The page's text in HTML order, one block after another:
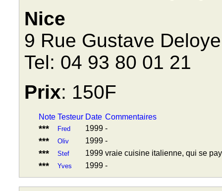
Nice
9 Rue Gustave Deloye
Tel: 04 93 80 01 21
Prix: 150F
Note Testeur Date Commentaires
*** Fred 1999 -
*** Oliv 1999 -
*** Stef 1999 vraie cuisine italienne, qui se
*** Yves 1999 -